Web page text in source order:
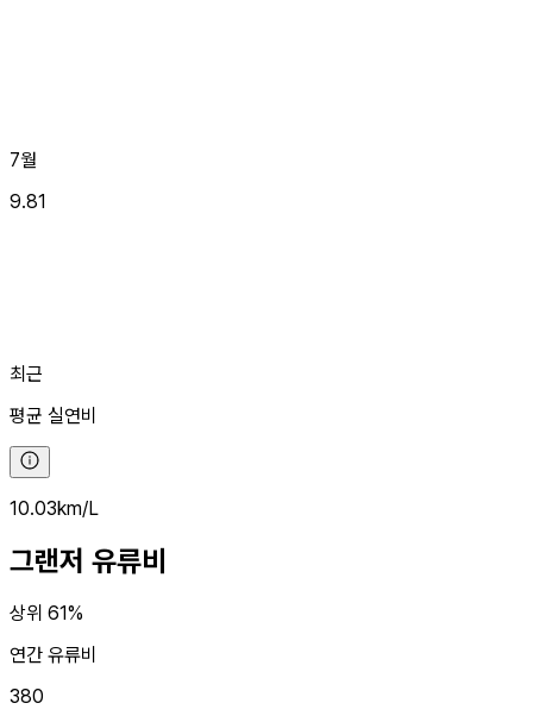
7월
9.81
최근
평균 실연비
10.03km/L
그랜저 유류비
상위 61%
연간 유류비
380